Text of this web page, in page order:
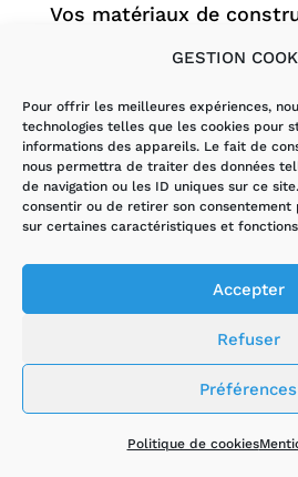
GESTION
Pour offrir les meilleures expériences,
technologies telles que les cookies pour
informations des appareils. Le fait de
nous permettra de traiter des données
de navigation ou les ID uniques sur ce
consentir ou de retirer son
sur certaines caractéristiques et
Accepter
Refuser
Préférences
Politique de cookies
Vos matériaux de
neuf, peintures fraîches
des substances
Même la meilleure
éliminer complètement
internes.
Considérez donc la VMI
atout majeur dans votre
habitat sain, mais pas
solution miracle unique.
dans une approche
de l’air intérieur.